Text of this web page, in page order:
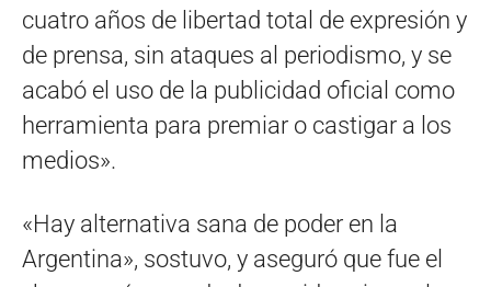
cuatro años de libertad total de expresión y
de prensa, sin ataques al periodismo, y se
acabó el uso de la publicidad oficial como
herramienta para premiar o castigar a los
medios».
«Hay alternativa sana de poder en la
Argentina», sostuvo, y aseguró que fue el